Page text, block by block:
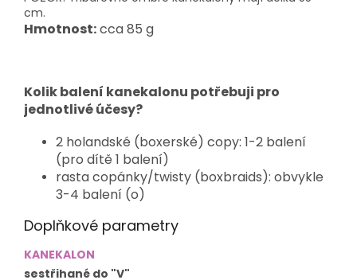
cm.
Hmotnost:cca 85 g
Kolik balení kanekalonu potřebuji pro
jednotlivé účesy?
2 holandské (boxerské) copy: 1-2 balení
(pro dítě 1 balení)
rasta copánky/twisty (boxbraids): obvykle
3-4 balení (o)
Doplňkové parametry
KANEKALON
sestřihané do "V"